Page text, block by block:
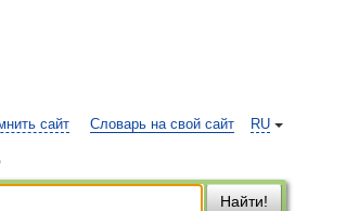
RU
сайт Словарь на свой сайт
Найти!